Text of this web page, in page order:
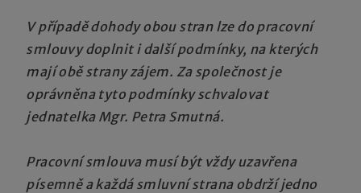
V případě dohody obou stran lze do pracovní
smlouvy doplnit i další podmínky, na kterých
mají obě strany zájem. Za společnost je
oprávněna tyto podmínky schvalovat
jednatelka Mgr. Petra Smutná.
Pracovní smlouva musí být vždy uzavřena
písemně a každá smluvní strana obdrží jedno